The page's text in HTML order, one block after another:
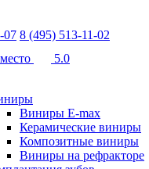
07 8 (495) 513-11-02
5.0
Виниры E-max
Керамические виниры
Композитные виниры
Виниры на рефракторе